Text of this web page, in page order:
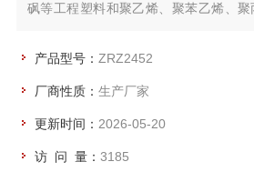
砜等工程塑料和聚乙烯、聚苯乙烯、聚
产品型号： ZRZ2452
厂商性质： 生产厂家
更新时间： 2026-05-20
访 问 量： 3185